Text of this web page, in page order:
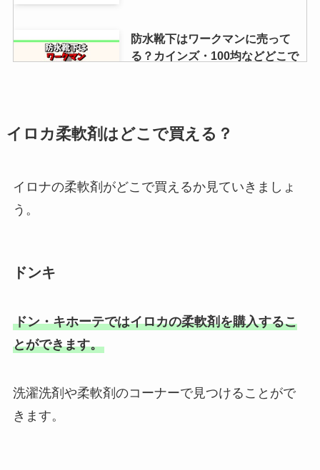
防水靴下はワークマンに売って
る？カインズ・100均などどこで
マジョリカマジョルカの取扱店は
どこ？近くのドラッグストアにあ
通販・コストコを調査！アニサキ
天津甘栗を売ってるところは？東
イロカ柔軟剤はどこで買える？
イロナの柔軟剤がどこで買えるか見ていきましょ
う。
ドンキ
ドン・キホーテではイロカの柔軟剤を購入するこ
とができます。
洗濯洗剤や柔軟剤のコーナーで見つけることがで
きます。